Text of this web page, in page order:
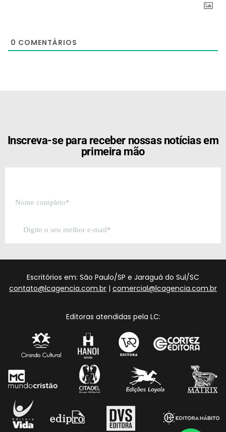
0 COMENTÁRIOS
Inscreva-se para receber nossas notícias em
primeira mão
Escritórios em: São Paulo/SP e Jaraguá do Sul/SC
contato@lcagencia.com.br | comercial@lcagencia.com.br
Editoras atendidas pela LC: